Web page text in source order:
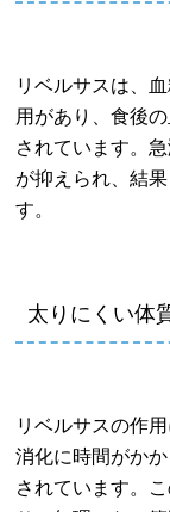
リベルサスは、
用があり、食後
されています。
が抑えられ、結
す。
太りにくい体
リベルサスの作
消化に時間がか
されています。